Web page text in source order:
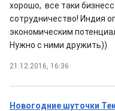
хорошо, все таки
сотрудничество! Индия
экономическим
Нужно с ними дружить))
21.12.2016, 16:36
Новогодние шуточки